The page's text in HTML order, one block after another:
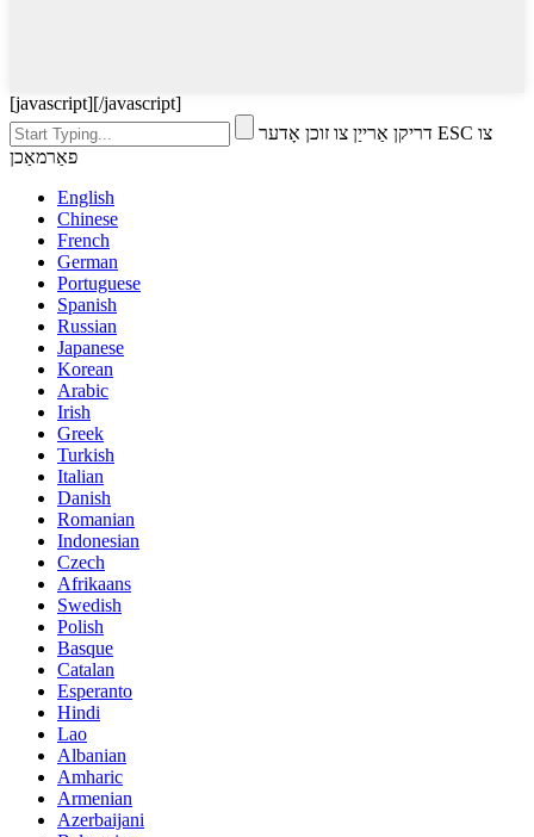
[javascript][/javascript]
דריקן אַרייַן צו זוכן אָדער ESC צו
פאַרמאַכן
English
Chinese
French
German
Portuguese
Spanish
Russian
Japanese
Korean
Arabic
Irish
Greek
Turkish
Italian
Danish
Romanian
Indonesian
Czech
Afrikaans
Swedish
Polish
Basque
Catalan
Esperanto
Hindi
Lao
Albanian
Amharic
Armenian
Azerbaijani